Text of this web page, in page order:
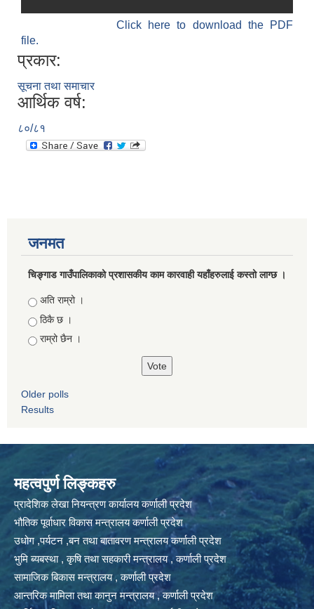
Click here to download the PDF
file.
प्रकार:
सूचना तथा समाचार
आर्थिक वर्ष:
८०/८१
जनमत
चिङ्गाड गाउँपालिकाको प्रशासकीय काम कारवाही यहाँहरुलाई कस्तो लाग्छ ।
Choices
अति राम्रो ।
ठिकै छ ।
राम्रो छैन ।
Older polls
Results
महत्वपुर्ण लिङ्कहरु
प्रादेशिक लेखा नियन्त्रण कार्यालय कर्णाली प्रदेश
भौतिक पूर्वाधार विकास मन्त्रालय कर्णाली प्रदेश
उधोग ,पर्यटन ,बन तथा बातावरण मन्त्रालय कर्णाली प्रदेश
भुमि ब्यबस्था , कृषि तथा सहकारी मन्त्रालय , कर्णाली प्रदेश
सामाजिक बिकास मन्त्रालय , कर्णाली प्रदेश
आन्तरिक मामिला तथा कानुन मन्त्रालय , कर्णाली प्रदेश